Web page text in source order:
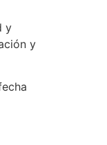
y
y